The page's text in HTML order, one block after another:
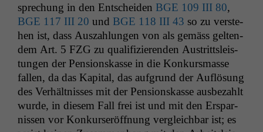
sprechung in den Entschei­den BGE 109 III 80,
BGE 117 III 20 und BGE 118 III 43 so zu ver­ste­
hen ist, dass Auszahlun­gen von als gemäss gel­ten­
dem Art. 5 FZG zu qual­i­fizieren­den Aus­trittsleis­
tun­gen der Pen­sion­skasse in die Konkurs­masse
fall­en, da das Kap­i­tal, das auf­grund der Auflö­sung
des Ver­hält­niss­es mit der Pen­sion­skasse aus­bezahlt
wurde, in diesem Fall frei ist und mit den Erspar­
nissen vor Konkurs­eröff­nung ver­gle­ich­bar ist; es